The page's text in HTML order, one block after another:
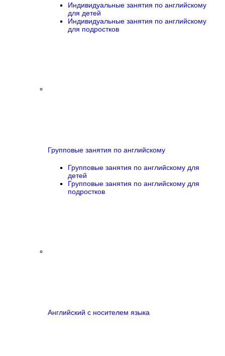
Индивидуальные занятия по английскому
для детей
Индивидуальные занятия по английскому
для подростков
Групповые занятия по английскому
Групповые занятия по английскому для
детей
Групповые занятия по английскому для
подростков
Английский с носителем языка